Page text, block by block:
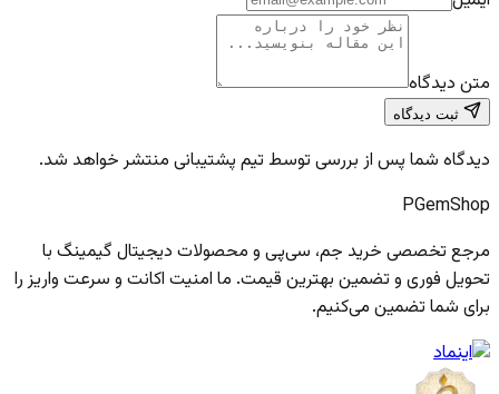
متن دیدگاه
ثبت دیدگاه
دیدگاه شما پس از بررسی توسط تیم پشتیبانی منتشر خواهد شد.
PGemShop
مرجع تخصصی خرید جم، سی‌پی و محصولات دیجیتال گیمینگ با
تحویل فوری و تضمین بهترین قیمت. ما امنیت اکانت و سرعت واریز را
برای شما تضمین می‌کنیم.